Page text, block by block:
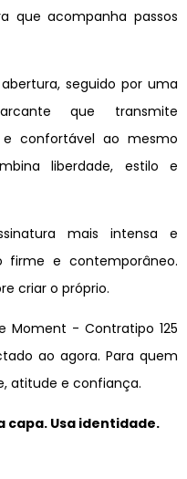
que acompanha passos
seguido por uma
que transmite
e confortável ao mesmo
liberdade, estilo e
mais intensa e
firme e contemporâneo.
criar o próprio.
Moment - Contratipo 125
ao agora. Para quem
atitude e confiança.
capa. Usa identidade.